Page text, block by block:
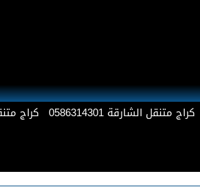
كراج متنقل الشارقة 0586314301 كراج متنقل